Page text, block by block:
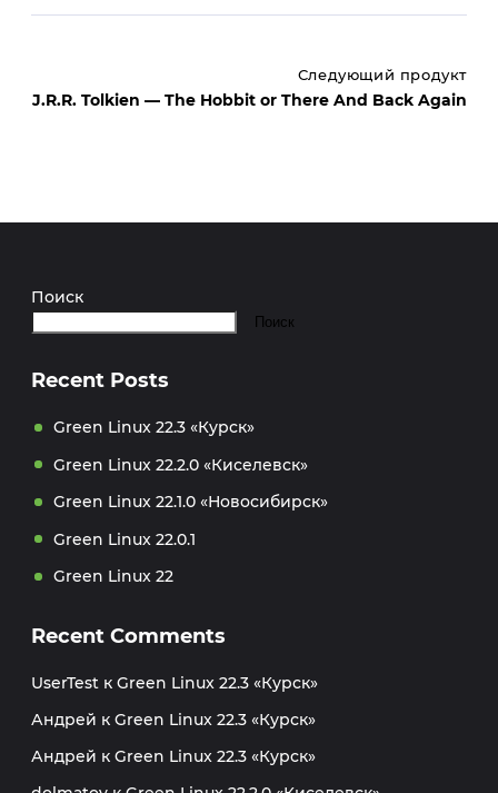
Следующий продукт
J.R.R. Tolkien — The Hobbit or There And Back Again
Поиск
Поиск
Recent Posts
Green Linux 22.3 «Курск»
Green Linux 22.2.0 «Киселевск»
Green Linux 22.1.0 «Новосибирск»
Green Linux 22.0.1
Green Linux 22
Recent Comments
UserTest к Green Linux 22.3 «Курск»
Андрей к Green Linux 22.3 «Курск»
Андрей к Green Linux 22.3 «Курск»